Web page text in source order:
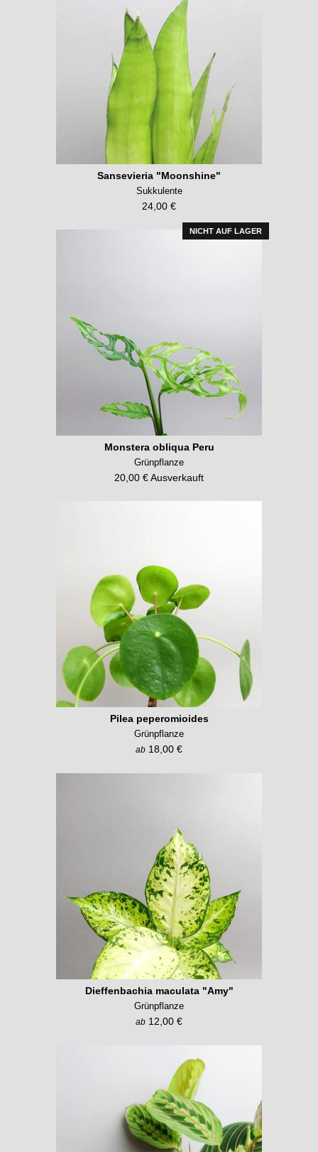
Sansevieria "Moonshine"
Sukkulente
24,00 €
NICHT AUF LAGER
Monstera obliqua Peru
Grünpflanze
20,00 € Ausverkauft
Pilea peperomioides
Grünpflanze
ab 18,00 €
Dieffenbachia maculata "Amy"
Grünpflanze
ab 12,00 €